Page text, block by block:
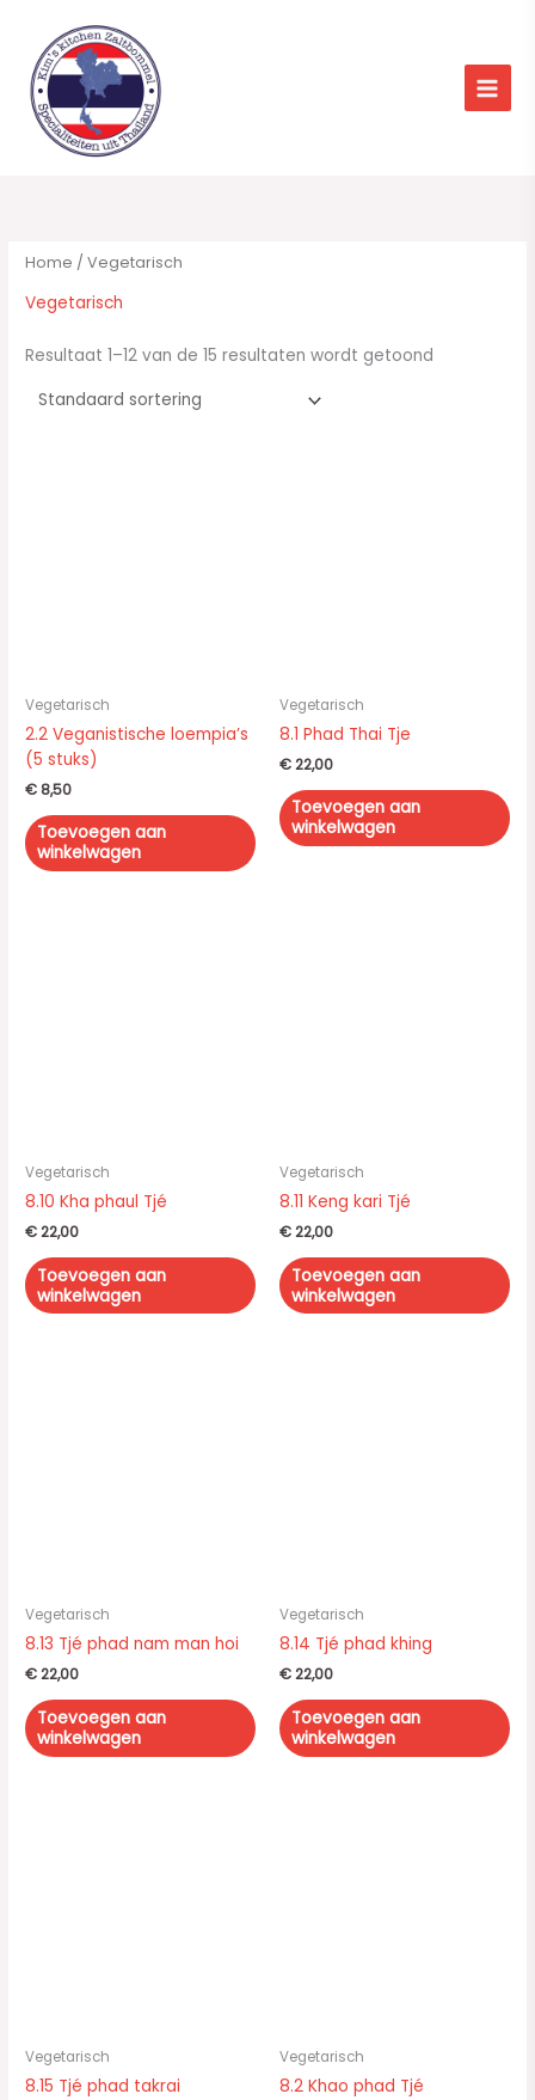
inhoud
Home / Vegetarisch
Vegetarisch
Resultaat 1–12 van de 15 resultaten wordt getoond
Vegetarisch
2.2 Veganistische loempia’s
(5 stuks)
€ 8,50
Toevoegen aan
winkelwagen
Vegetarisch
8.1 Phad Thai Tje
€22,00
Toevoegen aan
winkelwagen
Vegetarisch
8.10 Kha phaul Tjé
€22,00
Toevoegen aan
winkelwagen
Vegetarisch
8.11 Keng kari Tjé
€22,00
Toevoegen aan
winkelwagen
Vegetarisch
8.13 Tjé phad nam man hoi
€22,00
Toevoegen aan
winkelwagen
Vegetarisch
8.14 Tjé phad khing
€22,00
Toevoegen aan
winkelwagen
Vegetarisch
8.15 Tjé phad takrai
Vegetarisch
8.2 Khao phad Tjé